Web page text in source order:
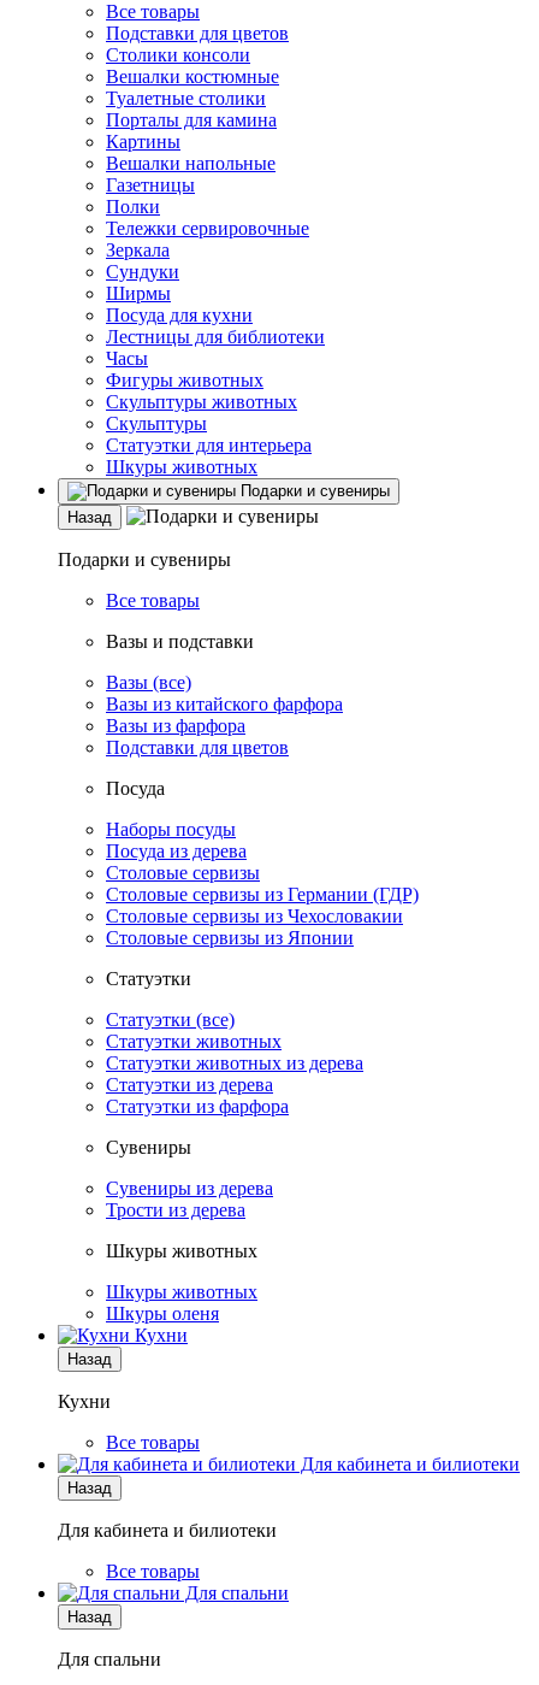
Все товары
Подставки для цветов
Столики консоли
Вешалки костюмные
Туалетные столики
Порталы для камина
Картины
Вешалки напольные
Газетницы
Полки
Тележки сервировочные
Зеркала
Сундуки
Ширмы
Посуда для кухни
Лестницы для библиотеки
Часы
Фигуры животных
Скульптуры животных
Скульптуры
Статуэтки для интерьера
Шкуры животных
Подарки и сувениры
Назад
Подарки и сувениры
Все товары
Вазы и подставки
Вазы (все)
Вазы из китайского фарфора
Вазы из фарфора
Подставки для цветов
Посуда
Наборы посуды
Посуда из дерева
Столовые сервизы
Столовые сервизы из Германии (ГДР)
Столовые сервизы из Чехословакии
Столовые сервизы из Японии
Статуэтки
Статуэтки (все)
Статуэтки животных
Статуэтки животных из дерева
Статуэтки из дерева
Статуэтки из фарфора
Сувениры
Сувениры из дерева
Трости из дерева
Шкуры животных
Шкуры животных
Шкуры оленя
Кухни
Назад
Кухни
Все товары
Для кабинета и билиотеки
Назад
Для кабинета и билиотеки
Все товары
Для спальни
Назад
Для спальни